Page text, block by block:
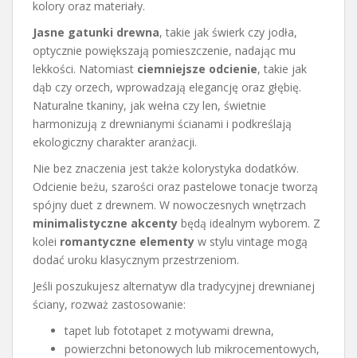
kolory oraz materiały.
Jasne gatunki drewna, takie jak świerk czy jodła,
optycznie powiększają pomieszczenie, nadając mu
lekkości. Natomiast ciemniejsze odcienie, takie jak
dąb czy orzech, wprowadzają elegancję oraz głębię.
Naturalne tkaniny, jak wełna czy len, świetnie
harmonizują z drewnianymi ścianami i podkreślają
ekologiczny charakter aranżacji.
Nie bez znaczenia jest także kolorystyka dodatków.
Odcienie beżu, szarości oraz pastelowe tonacje tworzą
spójny duet z drewnem. W nowoczesnych wnętrzach
minimalistyczne akcenty będą idealnym wyborem. Z
kolei romantyczne elementy w stylu vintage mogą
dodać uroku klasycznym przestrzeniom.
Jeśli poszukujesz alternatyw dla tradycyjnej drewnianej
ściany, rozważ zastosowanie:
tapet lub fototapet z motywami drewna,
powierzchni betonowych lub mikrocementowych,